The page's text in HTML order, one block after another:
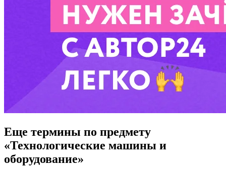
Еще термины по предмету
«Технологические машины и
оборудование»